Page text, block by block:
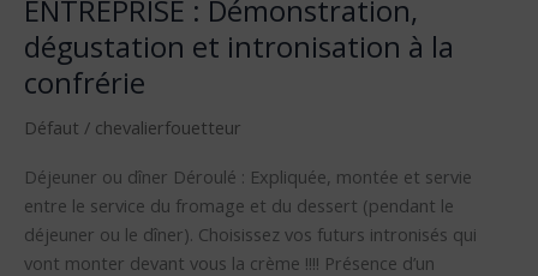
ENTREPRISE : Démonstration,
dégustation et intronisation à la
confrérie
Défaut / chevalierfouetteur
Déjeuner ou dîner Déroulé : Expliquée, montée et servie
entre le service du fromage et du dessert (pendant le
déjeuner ou le dîner). Choisissez vos futurs intronisés qui
vont monter devant vous la crème !!!! Présence d’un
ENTREPRISE
Démonstration,
dégustation
et
à
la
confrérie